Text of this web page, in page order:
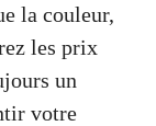
la couleur,
les prix
un
votre